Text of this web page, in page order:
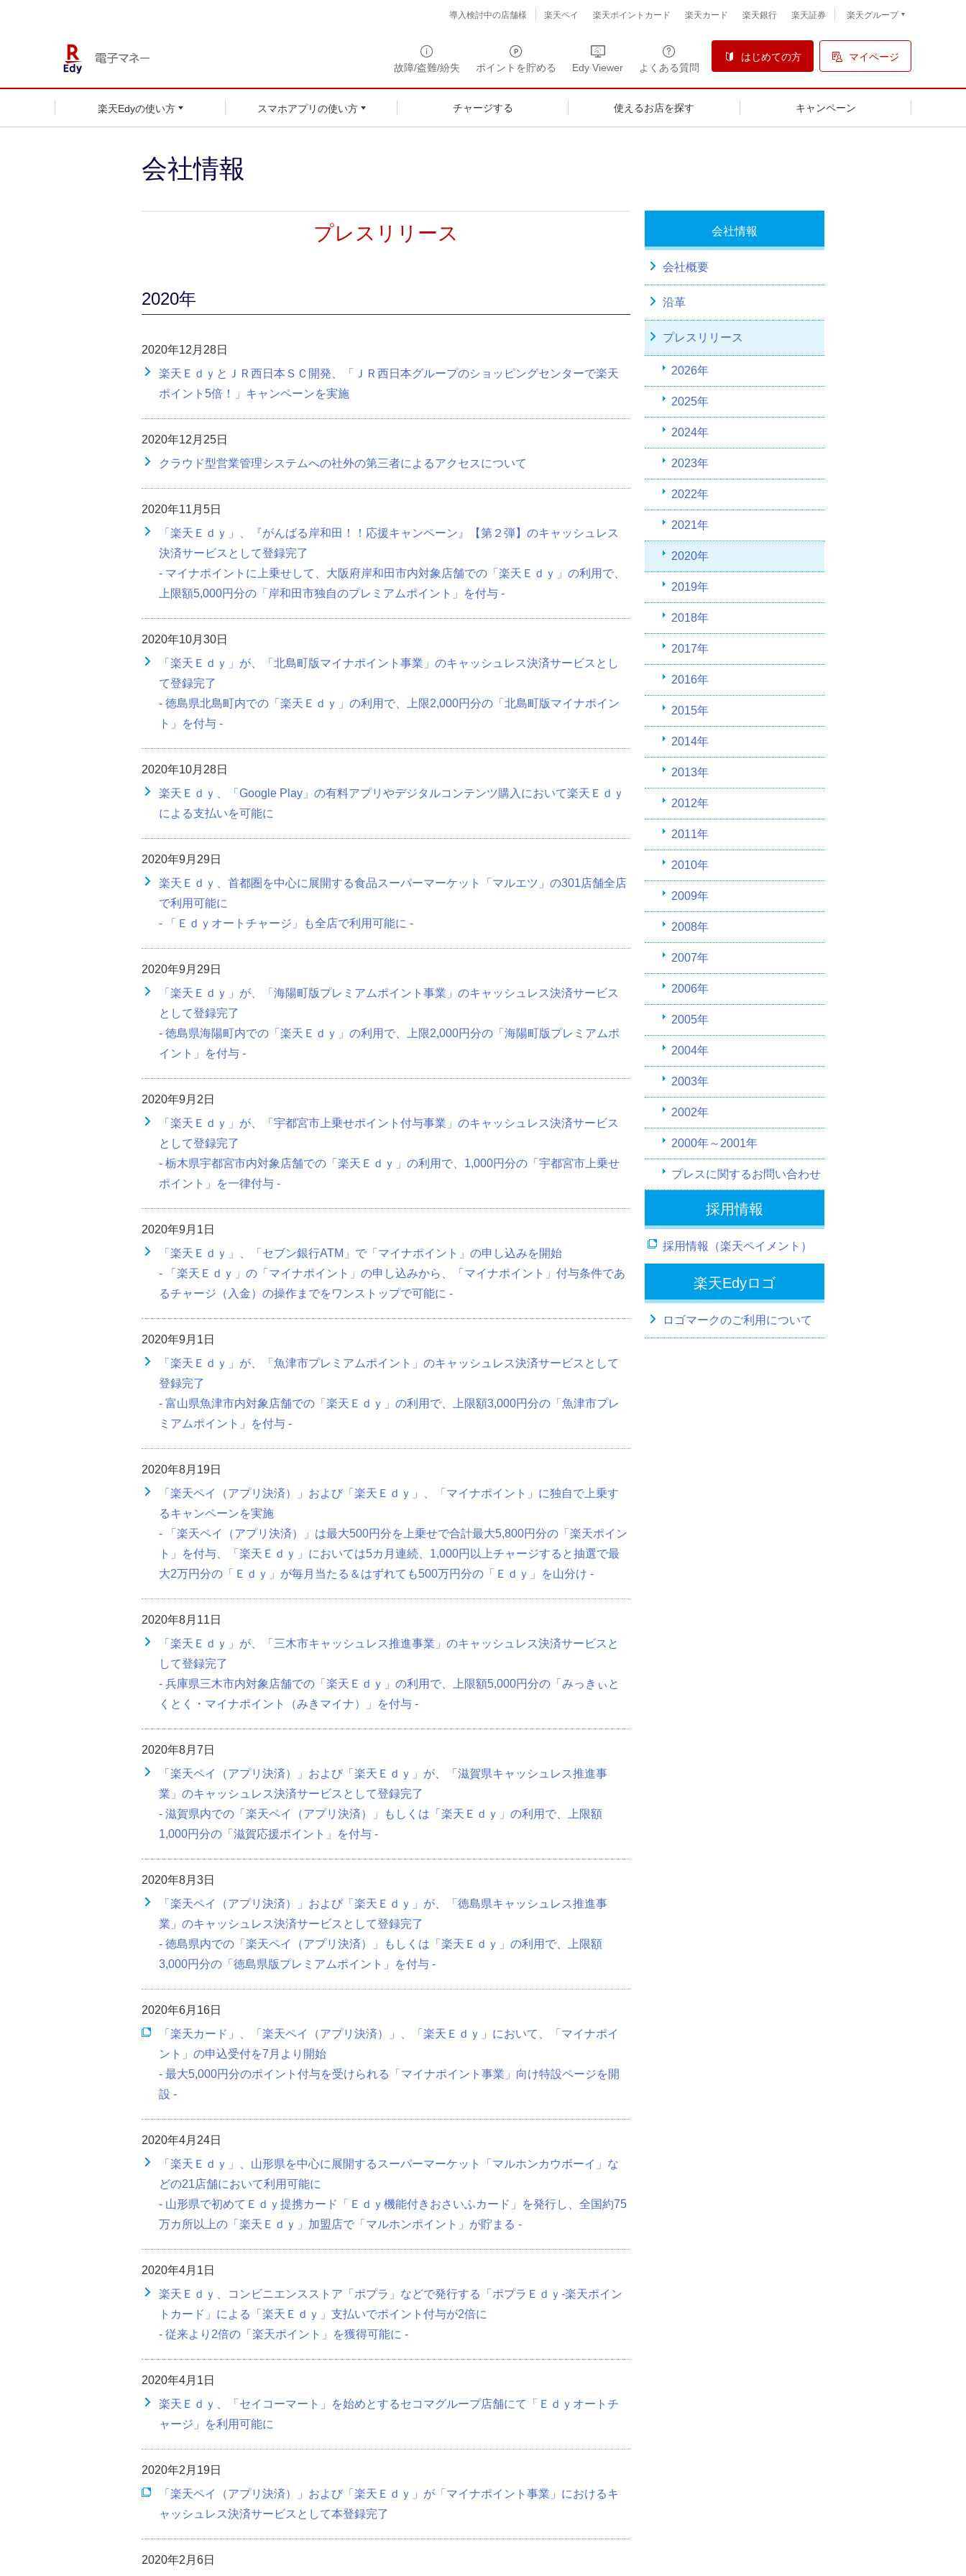
故障/盗難/紛失 ポイントを貯める Edy Viewer よくある質問
はじめての方 マイページ
楽天Edyの使い方 スマホアプリの使い方 チャージする 使えるお店を探す キャンペーン
導入検討中の店舗様 楽天ペイ 楽天ポイントカード 楽天カード 楽天銀行 楽天証券 楽天グループ
会社情報
プレスリリース
2020年
2020年12月28日
楽天ＥｄｙとＪＲ西日本ＳＣ開発、「ＪＲ西日本グループのショッピングセンターで楽天
ポイント5倍！」キャンペーンを実施
2020年12月25日
クラウド型営業管理システムへの社外の第三者によるアクセスについて
2020年11月5日
「楽天Ｅｄｙ」、『がんばる岸和田！！応援キャンペーン』【第２弾】のキャッシュレス
決済サービスとして登録完了
- マイナポイントに上乗せして、大阪府岸和田市内対象店舗での「楽天Ｅｄｙ」の利用で、
上限額5,000円分の「岸和田市独自のプレミアムポイント」を付与 -
2020年10月30日
「楽天Ｅｄｙ」が、「北島町版マイナポイント事業」のキャッシュレス決済サービスとし
て登録完了
- 徳島県北島町内での「楽天Ｅｄｙ」の利用で、上限2,000円分の「北島町版マイナポイン
ト」を付与 -
2020年10月28日
楽天Ｅｄｙ、「Google Play」の有料アプリやデジタルコンテンツ購入において楽天Ｅｄｙ
による支払いを可能に
2020年9月29日
楽天Ｅｄｙ、首都圏を中心に展開する食品スーパーマーケット「マルエツ」の301店舗全店
で利用可能に
- 「Ｅｄｙオートチャージ」も全店で利用可能に -
2020年9月29日
「楽天Ｅｄｙ」が、「海陽町版プレミアムポイント事業」のキャッシュレス決済サービス
として登録完了
- 徳島県海陽町内での「楽天Ｅｄｙ」の利用で、上限2,000円分の「海陽町版プレミアムポ
イント」を付与 -
2020年9月2日
「楽天Ｅｄｙ」が、「宇都宮市上乗せポイント付与事業」のキャッシュレス決済サービス
として登録完了
- 栃木県宇都宮市内対象店舗での「楽天Ｅｄｙ」の利用で、1,000円分の「宇都宮市上乗せ
ポイント」を一律付与 -
2020年9月1日
「楽天Ｅｄｙ」、「セブン銀行ATM」で「マイナポイント」の申し込みを開始
- 「楽天Ｅｄｙ」の「マイナポイント」の申し込みから、「マイナポイント」付与条件であ
るチャージ（入金）の操作までをワンストップで可能に -
2020年9月1日
「楽天Ｅｄｙ」が、「魚津市プレミアムポイント」のキャッシュレス決済サービスとして
登録完了
- 富山県魚津市内対象店舗での「楽天Ｅｄｙ」の利用で、上限額3,000円分の「魚津市プレ
ミアムポイント」を付与 -
2020年8月19日
「楽天ペイ（アプリ決済）」および「楽天Ｅｄｙ」、「マイナポイント」に独自で上乗す
るキャンペーンを実施
- 「楽天ペイ（アプリ決済）」は最大500円分を上乗せで合計最大5,800円分の「楽天ポイン
ト」を付与、「楽天Ｅｄｙ」においては5カ月連続、1,000円以上チャージすると抽選で最
大2万円分の「Ｅｄｙ」が毎月当たる＆はずれても500万円分の「Ｅｄｙ」を山分け -
2020年8月11日
「楽天Ｅｄｙ」が、「三木市キャッシュレス推進事業」のキャッシュレス決済サービスと
して登録完了
- 兵庫県三木市内対象店舗での「楽天Ｅｄｙ」の利用で、上限額5,000円分の「みっきぃと
くとく・マイナポイント（みきマイナ）」を付与 -
2020年8月7日
「楽天ペイ（アプリ決済）」および「楽天Ｅｄｙ」が、「滋賀県キャッシュレス推進事
業」のキャッシュレス決済サービスとして登録完了
- 滋賀県内での「楽天ペイ（アプリ決済）」もしくは「楽天Ｅｄｙ」の利用で、上限額
1,000円分の「滋賀応援ポイント」を付与 -
2020年8月3日
「楽天ペイ（アプリ決済）」および「楽天Ｅｄｙ」が、「徳島県キャッシュレス推進事
業」のキャッシュレス決済サービスとして登録完了
- 徳島県内での「楽天ペイ（アプリ決済）」もしくは「楽天Ｅｄｙ」の利用で、上限額
3,000円分の「徳島県版プレミアムポイント」を付与 -
2020年6月16日
「楽天カード」、「楽天ペイ（アプリ決済）」、「楽天Ｅｄｙ」において、「マイナポイ
ント」の申込受付を7月より開始
- 最大5,000円分のポイント付与を受けられる「マイナポイント事業」向け特設ページを開
設 -
2020年4月24日
「楽天Ｅｄｙ」、山形県を中心に展開するスーパーマーケット「マルホンカウボーイ」な
どの21店舗において利用可能に
- 山形県で初めてＥｄｙ提携カード「Ｅｄｙ機能付きおさいふカード」を発行し、全国約75
万カ所以上の「楽天Ｅｄｙ」加盟店で「マルホンポイント」が貯まる -
2020年4月1日
楽天Ｅｄｙ、コンビニエンスストア「ポプラ」などで発行する「ポプラＥｄｙ‐楽天ポイン
トカード」による「楽天Ｅｄｙ」支払いでポイント付与が2倍に
- 従来より2倍の「楽天ポイント」を獲得可能に -
2020年4月1日
楽天Ｅｄｙ、「セイコーマート」を始めとするセコマグループ店舗にて「Ｅｄｙオートチ
ャージ」を利用可能に
2020年2月19日
「楽天ペイ（アプリ決済）」および「楽天Ｅｄｙ」が「マイナポイント事業」におけるキ
ャッシュレス決済サービスとして本登録完了
2020年2月6日
会社情報
会社概要
沿革
プレスリリース
2026年
2025年
2024年
2023年
2022年
2021年
2020年
2019年
2018年
2017年
2016年
2015年
2014年
2013年
2012年
2011年
2010年
2009年
2008年
2007年
2006年
2005年
2004年
2003年
2002年
2000年～2001年
プレスに関するお問い合わせ
採用情報
採用情報（楽天ペイメント）
楽天Edyロゴ
ロゴマークのご利用について